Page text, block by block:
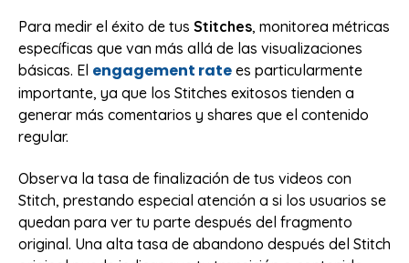
Para medir el éxito de tus Stitches, monitorea métricas
específicas que van más allá de las visualizaciones
básicas. El engagement rate es particularmente
importante, ya que los Stitches exitosos tienden a
generar más comentarios y shares que el contenido
regular.
Observa la tasa de finalización de tus videos con
Stitch, prestando especial atención a si los usuarios se
quedan para ver tu parte después del fragmento
original. Una alta tasa de abandono después del Stitch